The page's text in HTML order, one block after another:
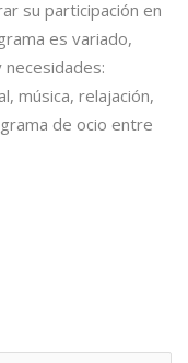
su participación en
es variado,
música, relajación,
de ocio entre